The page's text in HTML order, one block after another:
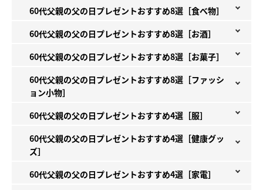
60代父親の父の日プレゼントおすすめ8選［食べ物］
60代父親の父の日プレゼントおすすめ8選［お酒］
60代父親の父の日プレゼントおすすめ8選［お菓子］
60代父親の父の日プレゼントおすすめ8選［ファッシ
ョン小物］
60代父親の父の日プレゼントおすすめ4選［服］
60代父親の父の日プレゼントおすすめ4選［健康グッ
ズ］
60代父親の父の日プレゼントおすすめ4選［家電］